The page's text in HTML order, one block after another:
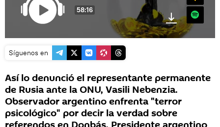
58:16 Spotify
Síguenos en
Así lo denunció el representante permanente
de Rusia ante la ONU, Vasili Nebenzia.
Observador argentino enfrenta "terror
psicológico" por decir la verdad sobre